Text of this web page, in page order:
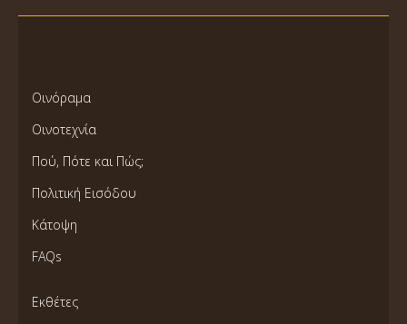
Οινόραμα
Οινοτεχνία
Πού, Πότε και Πώς;
Πολιτική Εισόδου
Κάτοψη
FAQs
Εκθέτες